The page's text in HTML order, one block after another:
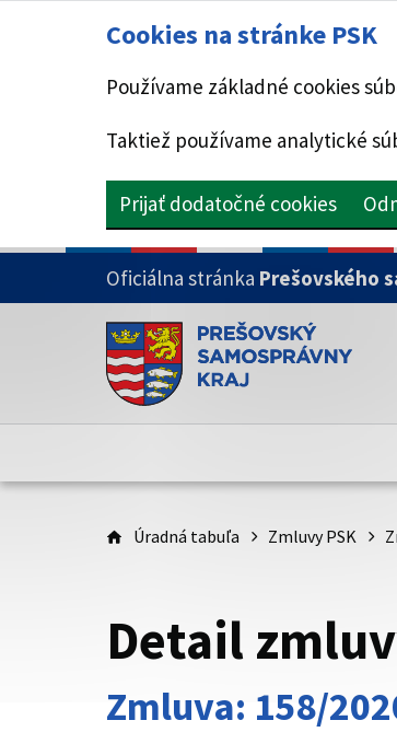
Cookies na stránke PSK
Používame základné cookies
Taktiež používame analytické
Prijať dodatočné cookies
PRESKOČIŤ NA HLAVNÝ OBSAH
Oficiálna stránka Prešovského
Doména psk.sk je oficiálna
Toto je oficiálna webová
Úradná tabuľa Zmluvy PSK
Detail
Zmluva: 158/